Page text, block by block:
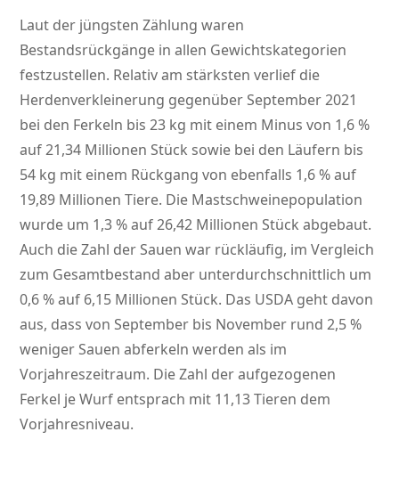
Laut der jüngsten Zählung waren
Bestandsrückgänge in allen Gewichtskategorien
festzustellen. Relativ am stärksten verlief die
Herdenverkleinerung gegenüber September 2021
bei den Ferkeln bis 23 kg mit einem Minus von 1,6 %
auf 21,34 Millionen Stück sowie bei den Läufern bis
54 kg mit einem Rückgang von ebenfalls 1,6 % auf
19,89 Millionen Tiere. Die Mastschweinepopulation
wurde um 1,3 % auf 26,42 Millionen Stück abgebaut.
Auch die Zahl der Sauen war rückläufig, im Vergleich
zum Gesamtbestand aber unterdurchschnittlich um
0,6 % auf 6,15 Millionen Stück. Das USDA geht davon
aus, dass von September bis November rund 2,5 %
weniger Sauen abferkeln werden als im
Vorjahreszeitraum. Die Zahl der aufgezogenen
Ferkel je Wurf entsprach mit 11,13 Tieren dem
Vorjahresniveau.